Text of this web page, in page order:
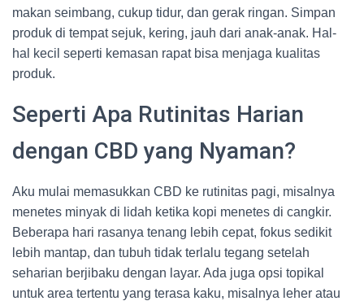
makan seimbang, cukup tidur, dan gerak ringan. Simpan
produk di tempat sejuk, kering, jauh dari anak-anak. Hal-
hal kecil seperti kemasan rapat bisa menjaga kualitas
produk.
Seperti Apa Rutinitas Harian
dengan CBD yang Nyaman?
Aku mulai memasukkan CBD ke rutinitas pagi, misalnya
menetes minyak di lidah ketika kopi menetes di cangkir.
Beberapa hari rasanya tenang lebih cepat, fokus sedikit
lebih mantap, dan tubuh tidak terlalu tegang setelah
seharian berjibaku dengan layar. Ada juga opsi topikal
untuk area tertentu yang terasa kaku, misalnya leher atau